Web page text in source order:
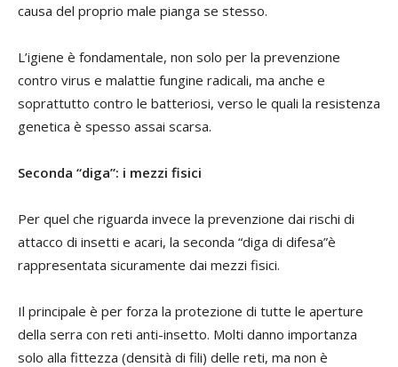
causa del proprio male pianga se stesso.
L’igiene è fondamentale, non solo per la prevenzione
contro virus e malattie fungine radicali, ma anche e
soprattutto contro le batteriosi, verso le quali la resistenza
genetica è spesso assai scarsa.
Seconda “diga”: i mezzi fisici
Per quel che riguarda invece la prevenzione dai rischi di
attacco di insetti e acari, la seconda “diga di difesa”è
rappresentata sicuramente dai mezzi fisici.
Il principale è per forza la protezione di tutte le aperture
della serra con reti anti-insetto. Molti danno importanza
solo alla fittezza (densità di fili) delle reti, ma non è